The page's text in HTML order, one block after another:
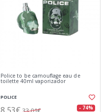
Police to be camouflage eau de
toilette 40ml vaporizador
POLICE
- 74%